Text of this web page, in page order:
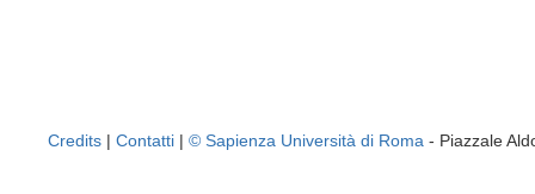
Credits | Contatti | © Sapienza Università di Roma - Piazzale